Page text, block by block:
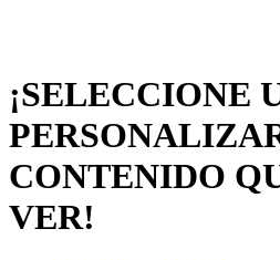
¡SELECCIONE
CONTENIDO
VER!